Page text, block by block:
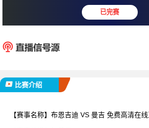
0 : 0
比赛介绍
【赛事名称】 布恩吉迪 VS 曼吉 免费高清在